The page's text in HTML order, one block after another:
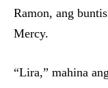
Ramon, ang
Mercy.
“Lira,” mahina